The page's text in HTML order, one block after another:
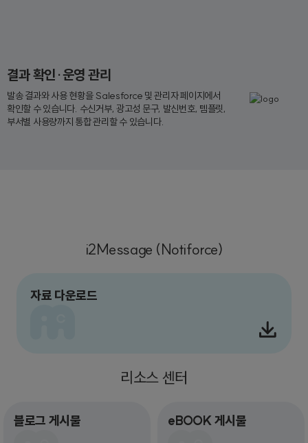
결과 확인·운영 관리
발송 결과와 사용 현황을 Salesforce 및 관리자 페이지에서
확인할 수 있습니다. 수신거부, 광고성 문구, 발신번호, 템플릿,
부서별 사용량까지 통합 관리할 수 있습니다.
i2Message (Notiforce)
자료 다운로드
리소스 센터
블로그 게시물 eBOOK 게시물